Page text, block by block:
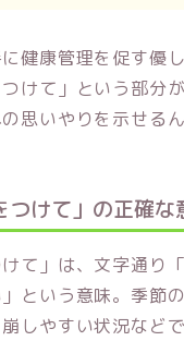
健康管理を促す優
けて」という部分
思いやりを示せるん
つけて」の正確な
けて」は、文字通り
という意味。季節
しやすい状況などで